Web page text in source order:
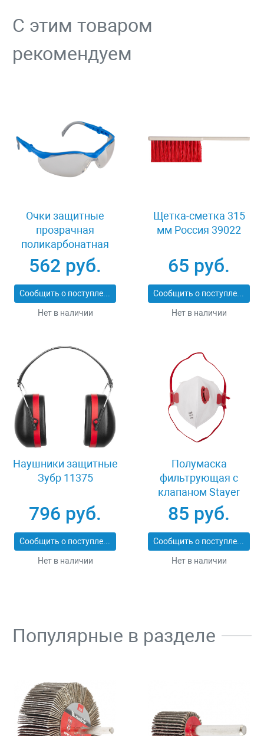
С этим товаром
рекомендуем
Очки защитные
прозрачная
поликарбонатная
монолинза ЗУБР
ЭКСПЕРТ 110310
562 руб.
Сообщить о поступлении
Нет в наличии
Щетка-сметка 315
мм Россия 39022
65 руб.
Сообщить о поступлении
Нет в наличии
Наушники защитные
Зубр 11375
796 руб.
Сообщить о поступлении
Нет в наличии
Полумаска
фильтрующая с
клапаном Stayer
MASTER 11116
85 руб.
Сообщить о поступлении
Нет в наличии
Популярные в разделе